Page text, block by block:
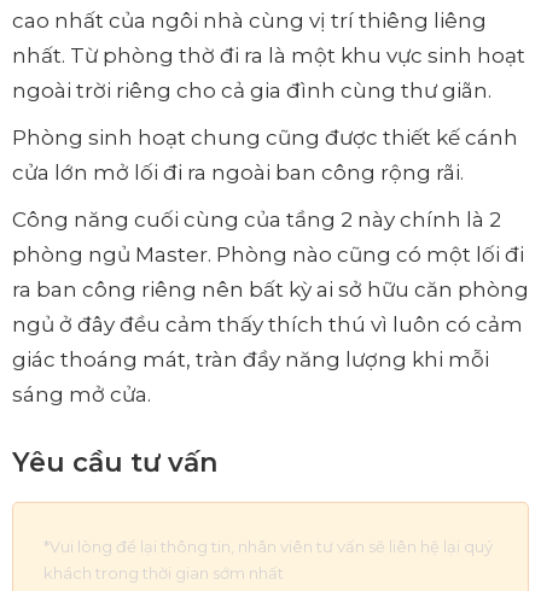
cao nhất của ngôi nhà cùng vị trí thiêng liêng
nhất. Từ phòng thờ đi ra là một khu vực sinh hoạt
ngoài trời riêng cho cả gia đình cùng thư giãn.
Phòng sinh hoạt chung cũng được thiết kế cánh
cửa lớn mở lối đi ra ngoài ban công rộng rãi.
Công năng cuối cùng của tầng 2 này chính là 2
phòng ngủ Master. Phòng nào cũng có một lối đi
ra ban công riêng nên bất kỳ ai sở hữu căn phòng
ngủ ở đây đều cảm thấy thích thú vì luôn có cảm
giác thoáng mát, tràn đầy năng lượng khi mỗi
sáng mở cửa.
Yêu cầu tư vấn
*Vui lòng để lại thông tin, nhân viên tư vấn sẽ liên hệ lại quý
khách trong thời gian sớm nhất